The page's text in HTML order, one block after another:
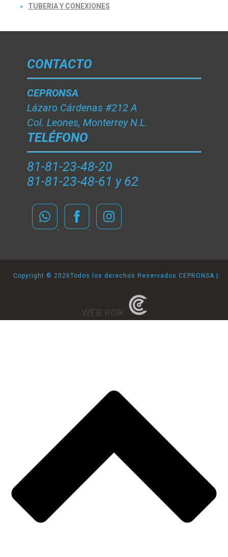
TUBERIA Y CONEXIONES
CONTACTO
CEPRONSA
Lázaro Cárdenas #212 A
Col. Leones, Monterrey N.L.
TELÉFONO
81-81-23-48-20
81-81-23-48-61 y 62
Copyright © 2026Todos los derechos Reservados CEPRONSA |
WEB POR